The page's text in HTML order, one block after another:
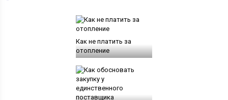
Как не платить за
отопление